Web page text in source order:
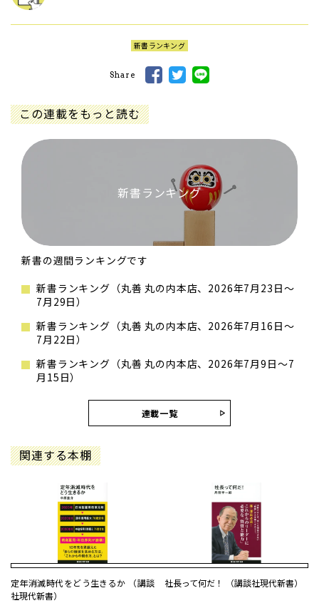
新書ランキング
Share
この連載をもっと読む
新書ランキング
新書の週間ランキングです
新書ランキング（丸善 丸の内本店、2026年7月23日～
7月29日）
新書ランキング（丸善 丸の内本店、2026年7月16日～
7月22日）
新書ランキング（丸善 丸の内本店、2026年7月9日～7
月15日）
連載一覧
関連する本棚
定年消滅時代をどう生きるか （講談
社現代新書）
社長って何だ！ （講談社現代新書）